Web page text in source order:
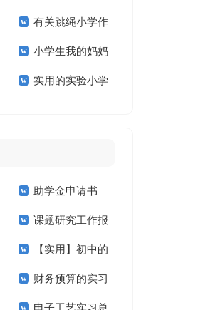
篇
文锦集九篇
有关跳绳小学作
文300字10篇
小学生我的妈妈
作文实用的实验小学
助学金申请书
【精】课题研究工作报
告 【实用】初中的
作文300字汇总6篇
财务预算的实习